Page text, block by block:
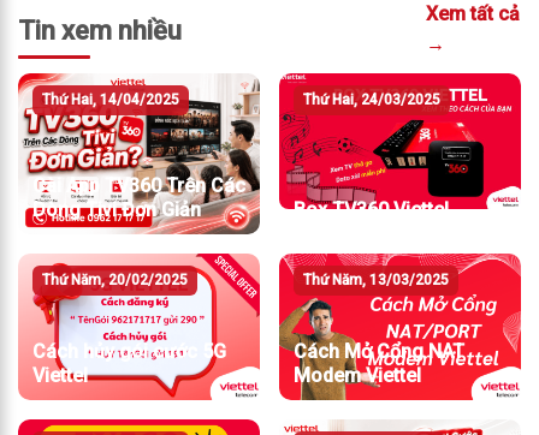
Tin xem nhiều
Xem tất cả
→
Thứ Hai, 14/04/2025
Cài App TV360 Trên Các
Dòng Tivi Đơn Giản
Thứ Hai, 24/03/2025
Box TV360 Viettel
Thứ Năm, 20/02/2025
Cách hủy gói cước 5G
Viettel
Thứ Năm, 13/03/2025
Cách Mở Cổng NAT
Modem Viettel